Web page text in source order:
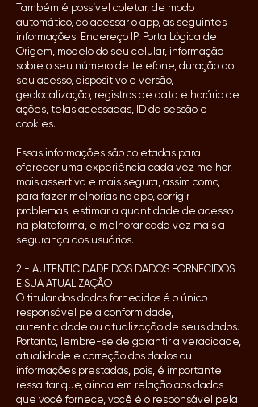
Também é possível coletar, de modo
automático, ao acessar o app, as seguintes
informações: Endereço IP, Porta Lógica de
Origem, modelo do seu celular, informação
sobre o seu número de telefone, duração do
seu acesso, dispositivo e versão,
geolocalização, registros de data e horário de
ações, telas acessadas, ID da sessão e
cookies.
Essas informações são coletadas para
oferecer uma experiência cada vez melhor,
mais assertiva e mais segura, assim como,
para fazer melhorias no app, corrigir
problemas, estimar a quantidade de acesso
na plataforma, e melhorar cada vez mais a
segurança dos usuários.
2 - AUTENTICIDADE DOS DADOS FORNECIDOS
E SUA ATUALIZAÇÃO
O titular dos dados fornecidos é o único
responsável pela conformidade,
autenticidade ou atualização de seus dados.
Portanto, lembre-se de garantir a veracidade,
atualidade e correção dos dados ou
informações prestadas, pois, é importante
ressaltar que, ainda em relação aos dados
que você fornece, você é o responsável pela